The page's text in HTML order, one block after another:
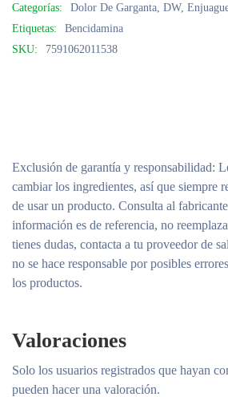
Categorías: Dolor De Garganta, DW,
Etiquetas:
Bencidamina
SKU:
7591062011538
Exclusión de garantía y responsabilidad:
cambiar los ingredientes, así que siempre
de usar un producto. Consulta al
información es de referencia, no
tienes dudas, contacta a tu proveedor de
no se hace responsable por posibles
los productos.
Valoraciones
Solo los usuarios registrados que hayan
pueden hacer una valoración.